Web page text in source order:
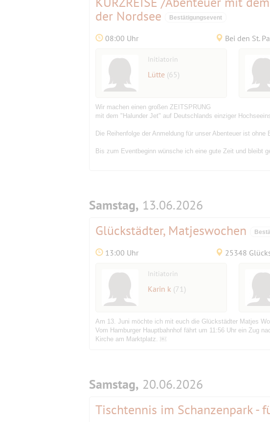
der Nordsee
Bestätigungsevent
08:00 Uhr
Initiatorin
Lütte (65)
Wir machen einen großen ZEITSPRUNG
mit dem "Halunder Jet" auf Deutschlands einziger
Die Reihenfolge der Anmeldung für unser Abenteuer ist ohne
Bis zum Eventbeginn wünsche ich eine gute Zeit und bleibt
Samstag, 13.06.2026
Glückstädter, Matjeswochen
13:00 Uhr 25348
Initiatorin
Karin k (71)
Am 13. Juni möchte ich mit euch die Glückstädter Matjes
Vom Hamburger Hauptbahnhof fährt um 11:56 Uhr ein Zug
Kirche am Marktplatz. ￼
Samstag, 20.06.2026
Tischtennis im Schanzenpark -